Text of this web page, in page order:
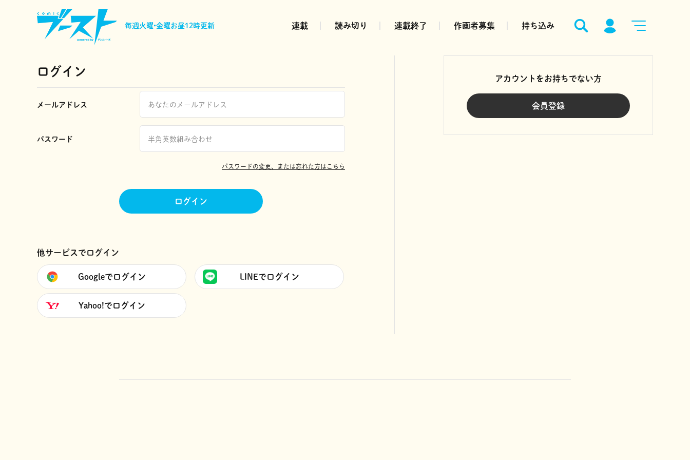
毎週火曜•金曜お昼12時更新 連載 読み切り 連載終了 作画者募集 持ち込み
ログイン
メールアドレス
パスワード
パスワードの変更、または忘れた方はこちら
ログイン
他サービスでログイン
Googleでログイン LINEでログイン
Yahoo!でログイン
アカウントをお持ちでない方
会員登録